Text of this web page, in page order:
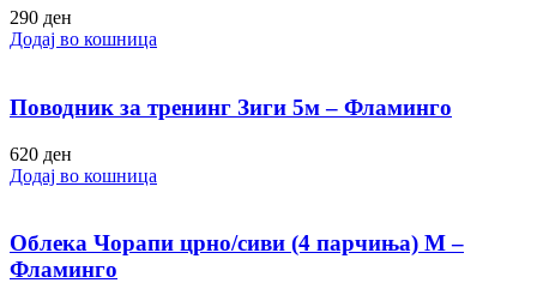
290 ден
Додај во кошница
Поводник за тренинг Зиги 5м – Фламинго
620 ден
Додај во кошница
Облека Чорапи црно/сиви (4 парчиња) M –
Фламинго